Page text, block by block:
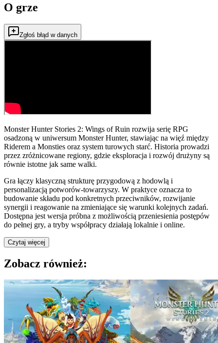
O grze
Zgłoś błąd w danych
Monster Hunter Stories 2: Wings of Ruin rozwija serię RPG
osadzoną w uniwersum Monster Hunter, stawiając na więź między
Riderem a Monsties oraz system turowych starć. Historia prowadzi
przez zróżnicowane regiony, gdzie eksploracja i rozwój drużyny są
równie istotne jak same walki.
Gra łączy klasyczną strukturę przygodową z hodowlą i
personalizacją potworów-towarzyszy. W praktyce oznacza to
budowanie składu pod konkretnych przeciwników, rozwijanie
synergii i reagowanie na zmieniające się warunki kolejnych zadań.
Dostępna jest wersja próbna z możliwością przeniesienia postępów
do pełnej gry, a tryby współpracy działają lokalnie i online.
Czytaj więcej
Zobacz również: